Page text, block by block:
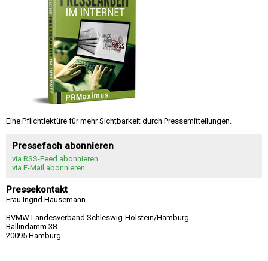
Eine Pflichtlektüre für mehr Sichtbarkeit durch Pressemitteilungen.
Pressefach abonnieren
via RSS-Feed abonnieren
via E-Mail abonnieren
Pressekontakt
Frau Ingrid Hausemann
BVMW Landesverband Schleswig-Holstein/Hamburg
Ballindamm 38
20095 Hamburg
-